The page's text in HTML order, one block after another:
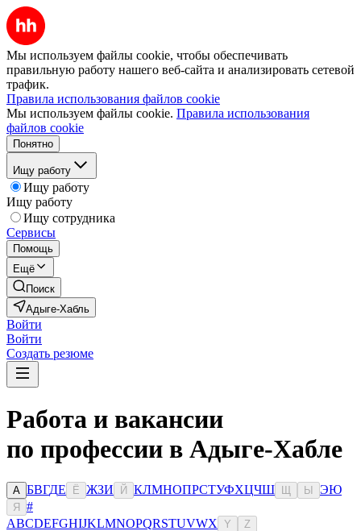
Мы используем файлы cookie, чтобы обеспечивать
правильную работу нашего веб-сайта и анализировать сетевой
трафик.
Правила использования файлов cookie
Мы используем файлы cookie. Правила использования
файлов cookie
Понятно
Ищу работу
Ищу работу
Ищу работу
Ищу сотрудника
Сервисы
Помощь
Ещё
Поиск
Адыге-Хабль
Войти
Войти
Создать резюме
Работа и вакансии
по профессии в Адыге-Хабле
А БВГДЕ Ё ЖЗИ Й КЛМНОПРСТУФХЦЧШ Ы ЭЮ
Я
#
ABCDEFGHIJKLMNOPQRSTUVWX Y Z